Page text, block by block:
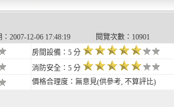
2007-12-06 17:48:19 閱覽次數：10901
房間設備：5 分
消防安全：5 分
價格合理度：無意見(供參考, 不算評比)